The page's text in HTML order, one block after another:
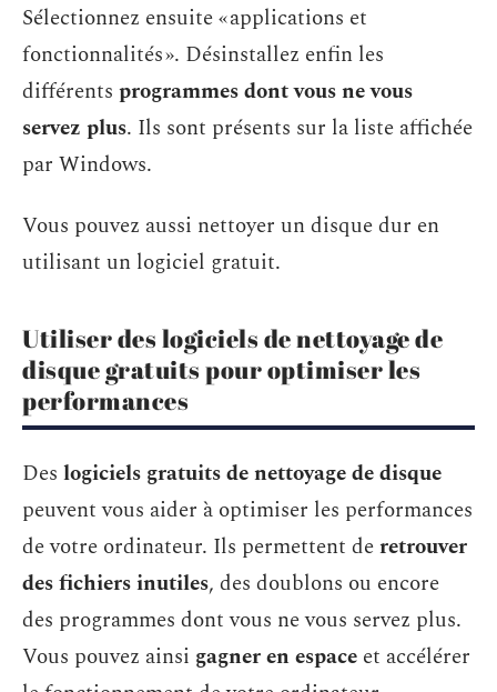
Sélectionnez ensuite « applications et
fonctionnalités ». Désinstallez enfin les
différents programmes dont vous ne vous
servez plus. Ils sont présents sur la liste affichée
par Windows.
Vous pouvez aussi nettoyer un disque dur en
utilisant un logiciel gratuit.
Utiliser des logiciels de nettoyage de
disque gratuits pour optimiser les
performances
Des logiciels gratuits de nettoyage de disque
peuvent vous aider à optimiser les performances
de votre ordinateur. Ils permettent deretrouver
des fichiers inutiles, des doublons ou encore
des programmes dont vous ne vous servez plus.
Vous pouvez ainsi gagner en espace et accélérer